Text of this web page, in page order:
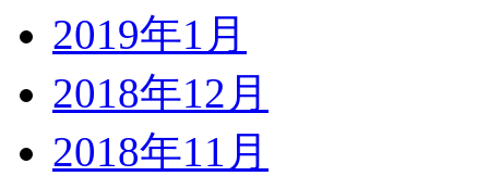
2019年1月
2018年12月
2018年11月